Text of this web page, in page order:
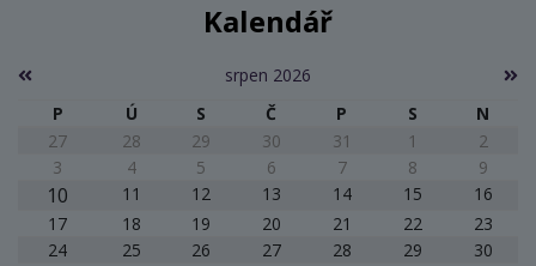
Kalendář
srpen 2026
P
Ú S Č P S
N
27
28 29 30 31 1
2
3
4 5 6 7 8 9
10 11 12 13 14 15
16
17
18 19 20 21 22
23
24
25 26 27 28 29
30